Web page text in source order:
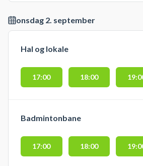
onsdag 2. september
Hal og lokale
17:00 18:00
Badmintonbane
17:00 18:00